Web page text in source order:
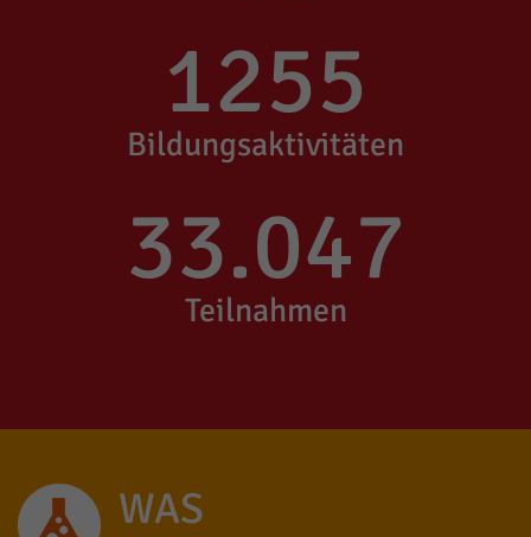
1255
Bildungsaktivitäten
33.047
Teilnahmen
WAS